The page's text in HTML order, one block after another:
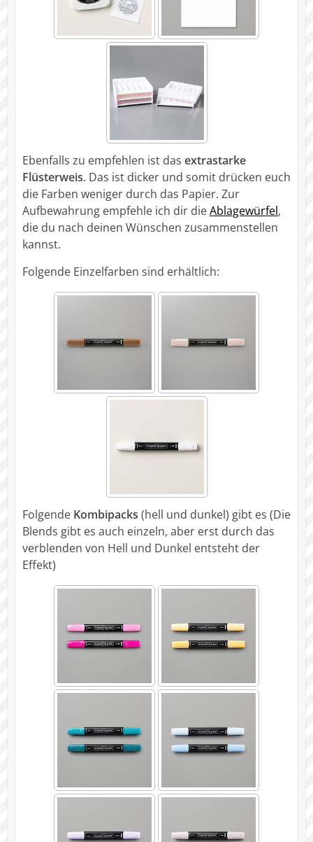
Ebenfalls zu empfehlen ist das extrastarke
Flüsterweis. Das ist dicker und somit drücken euch
die Farben weniger durch das Papier. Zur
Aufbewahrung empfehle ich dir dieAblagewürfel,
die du nach deinen Wünschen zusammenstellen
kannst.
Folgende Einzelfarben sind erhältlich:
Folgende Kombipacks (hell und dunkel) gibt es (Die
Blends gibt es auch einzeln, aber erst durch das
verblenden von Hell und Dunkel entsteht der
Effekt)